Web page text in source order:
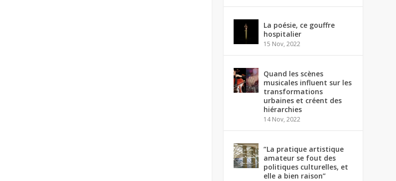
La poésie, ce gouffre
hospitalier
15 Nov, 2022
Quand les scènes
musicales influent sur les
transformations
urbaines et créent des
hiérarchies
14 Nov, 2022
“La pratique artistique
amateur se fout des
politiques culturelles, et
elle a bien raison”